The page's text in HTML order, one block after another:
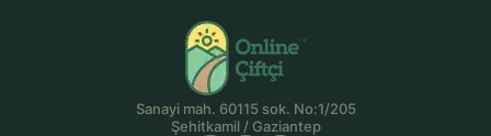
Sanayi mah. 60115 sok. No:1/205
Şehitkamil / Gaziantep